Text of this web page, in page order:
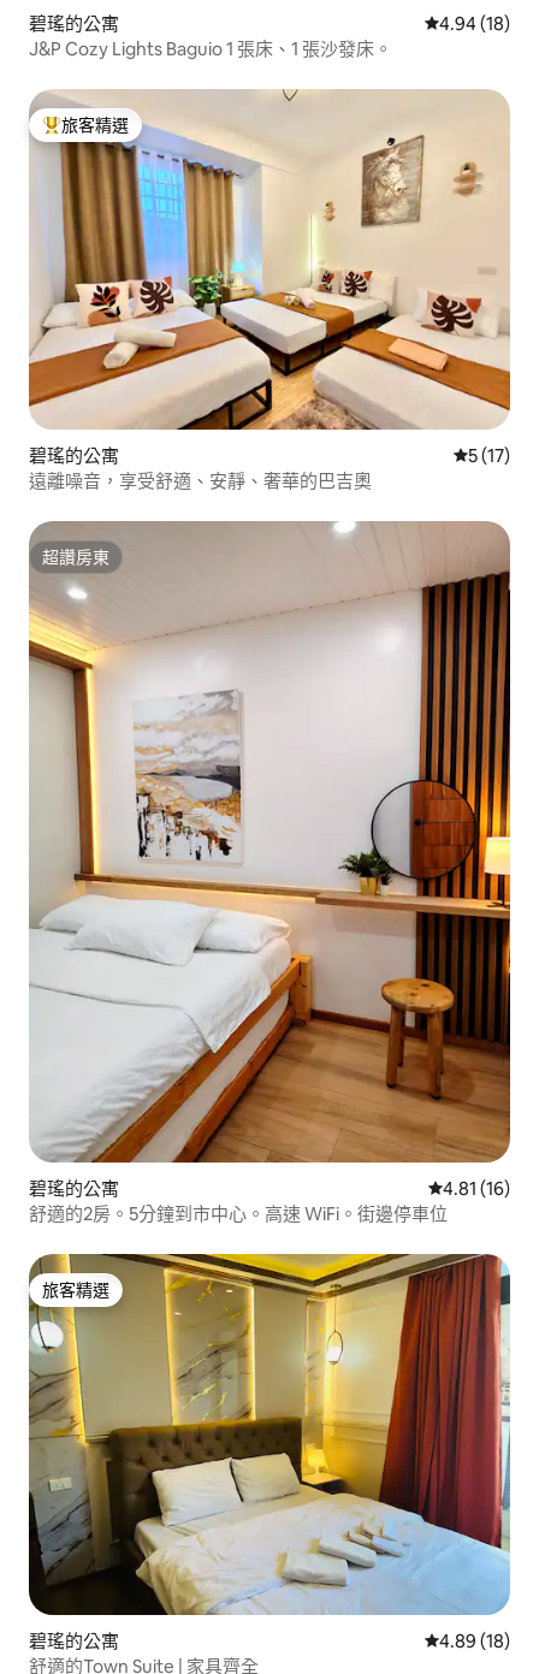
碧瑤的公寓 從 18 則評價
4.94 (18)
J&P Cozy Lights Baguio 1 張床、1 張沙發床。
旅客精選榜首
旅客精選
碧瑤的公寓 從 17 則
5 (17)
遠離噪音，享受舒適、安靜、奢華的巴吉奧
超讚房東
超讚房東
碧瑤的公寓 從 16 則評價
4.81 (16)
舒適的2房。5分鐘到市中心。高速 WiFi。街邊停車位
旅客精選
旅客精選
碧瑤的公寓 從 18 則評價
4.89 (18)
舒適的Town Suite | 家具齊全